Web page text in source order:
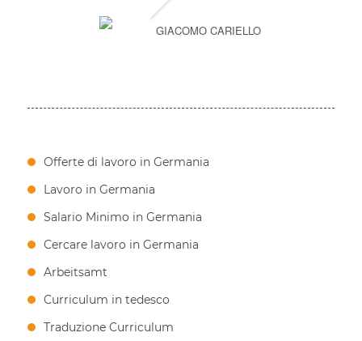
GIACOMO CARIELLO
Offerte di lavoro in Germania
Lavoro in Germania
Salario Minimo in Germania
Cercare lavoro in Germania
Arbeitsamt
Curriculum in tedesco
Traduzione Curriculum